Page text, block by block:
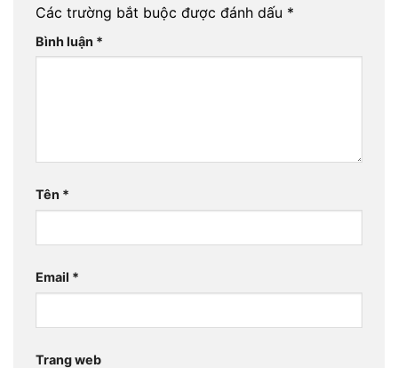
Các trường bắt buộc được đánh dấu *
Bình luận *
Tên *
Email *
Trang web